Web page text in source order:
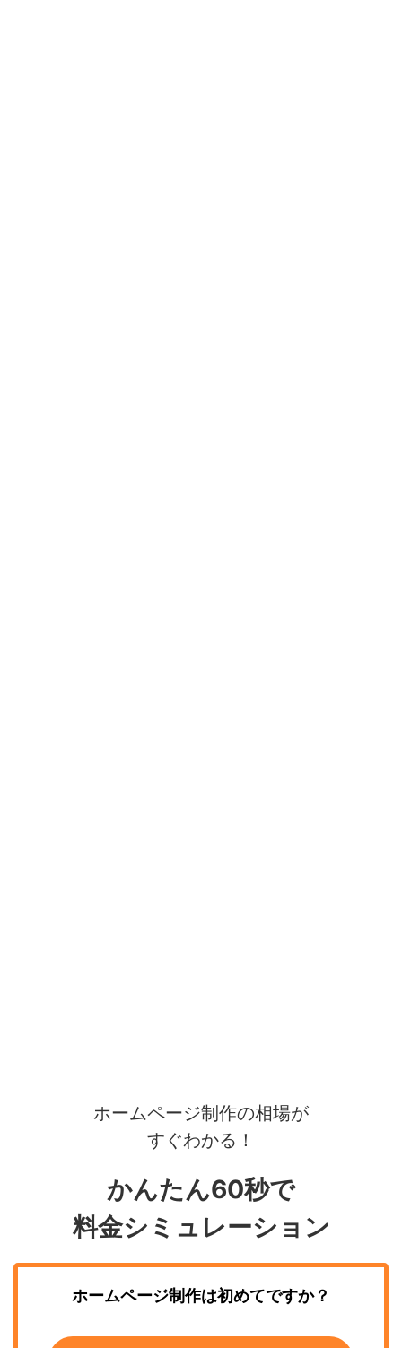
ホームページ制作の相場が
すぐわかる！
かんたん60秒で
料金シミュレーション
ホームページ制作は初めてですか？